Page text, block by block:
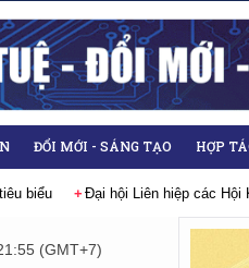
ĐỔI MỚI - SÁNG TẠO HỢP
biểu Đại hội Liên hiệp các Hội
(GMT+7)